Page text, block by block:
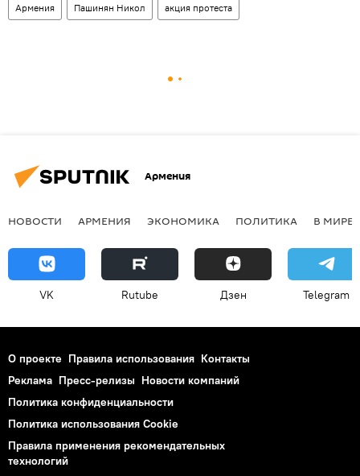
Армения Пашинян Никол акция протеста
Армения
НОВОСТИ АРМЕНИЯ ЭКОНОМИКА ПОЛИТИКА В МИРЕ
VK Rutube Дзен Telegram
О проекте Правила использования Контакты
Реклама Пресс-релизы Новости компаний
Политика конфиденциальности
Политика использования Cookie
Правила применения рекомендательных
технологий